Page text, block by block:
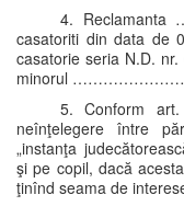
4.
casatoriti din data de
casatorie seria N.D.
minorul ……………………..
5. Conform
neînţelegere între
„instanţa
şi pe copil, dacă
ţinînd seama de